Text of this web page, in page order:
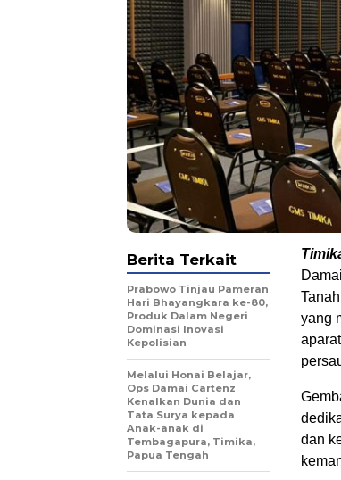
yang
dan
Berita Terkait
Prabowo Tinjau Pameran
Hari Bhayangkara ke-80,
Produk Dalam Negeri
Dominasi Inovasi
Kepolisian
Melalui Honai Belajar,
Ops Damai Cartenz
Kenalkan Dunia dan
Tata Surya kepada
Anak-anak di
Tembagapura, Timika,
Papua Tengah